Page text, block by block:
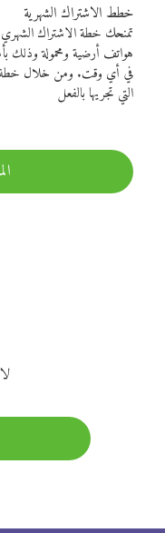
خطط الاشتراك الشهرية
تمنحك خطة الاشتراك الشهري
هواتف أرضية ومحمولة وذلك
في أي وقت. ومن خلال خطة
التي تجريها بالفعل